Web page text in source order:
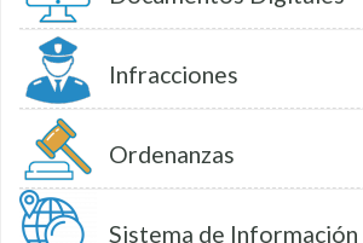
Infracciones
Ordenanzas
Sistema de Información